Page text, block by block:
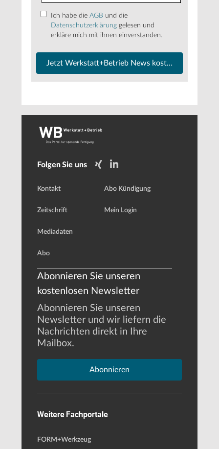
Ich habe die AGB und die
Datenschutzerklärung gelesen und
erkläre mich mit ihnen einverstanden.
Jetzt Werkstatt+Betrieb News kostenfrei
Folgen Sie uns
Kontakt
Zeitschrift
Mediadaten
Abo
Abo Kündigung
Mein Login
Abonnieren Sie unseren
kostenlosen Newsletter
Abonnieren Sie unseren
Newsletter und wir liefern die
Nachrichten direkt in Ihre
Mailbox.
Abonnieren
Weitere Fachportale
FORM+Werkzeug